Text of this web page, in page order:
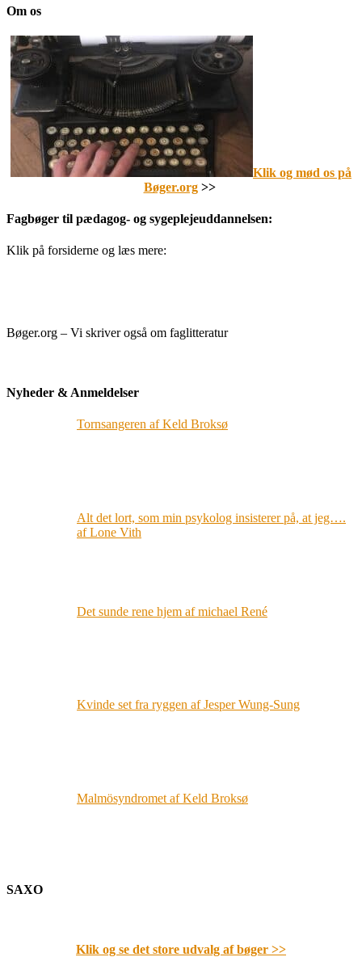
Om os
Klik og mød os på
Bøger.org>>
Fagbøger til pædagog- og sygeplejeuddannelsen:
Klik på forsiderne og læs mere:
Bøger.org – Vi skriver også om faglitteratur
Nyheder & Anmeldelser
Tornsangeren af Keld Broksø
Alt det lort, som min psykolog insisterer på, at jeg….
af Lone Vith
Det sunde rene hjem af michael René
Kvinde set fra ryggen af Jesper Wung-Sung
Malmösyndromet af Keld Broksø
SAXO
Klik og se det store udvalg af bøger >>